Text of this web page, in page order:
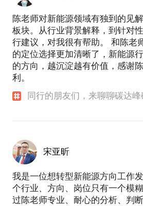
陈老师对新能源领域有独到的见
板块。从行业背景解释，到针对
行建议，对我很有帮助。 和陈老
的定位选择更加清晰了，新能源
的方向，越沉淀越有价值，感谢
利。
同行的朋友们，来聊聊碳达
宋亚昕
我是一位想转型新能源方向工作
个行业、方向、岗位只有一个模
过陈老师专业、耐心的分析、判